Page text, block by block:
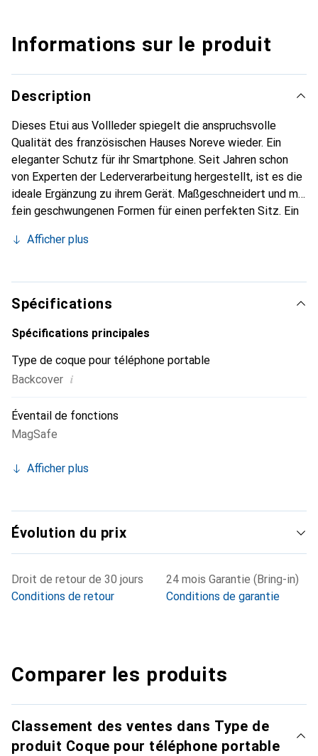
Informations sur le produit
Description
Dieses Etui aus Vollleder spiegelt die anspruchsvolle
Qualität des französischen Hauses Noreve wieder. Ein
eleganter Schutz für ihr Smartphone. Seit Jahren schon
von Experten der Lederverarbeitung hergestellt, ist es die
ideale Ergänzung zu ihrem Gerät. Maßgeschneidert und mit
fein geschwungenen Formen für einen perfekten Sitz. Ein
Smartphone. Die Marke Noreve ist international für seine
Wahl für den anspruchsvollen Kunden.
Afficher plus
Spécifications
Spécifications principales
Type de coque pour téléphone portable
Backcover i
Éventail de fonctions
MagSafe
Afficher plus
Évolution du prix
Droit de retour de 30 jours
Conditions de retour
24 mois Garantie (Bring-in)
Conditions de garantie
Comparer les produits
Classement des ventes dans Type de
produit Coque pour téléphone portable